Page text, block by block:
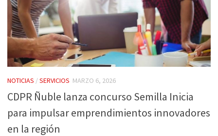
NOTICIAS /SERVICIOS MARZO 6, 2026
CDPR Ñuble lanza concurso Semilla Inicia
para impulsar emprendimientos innovadores
en la región